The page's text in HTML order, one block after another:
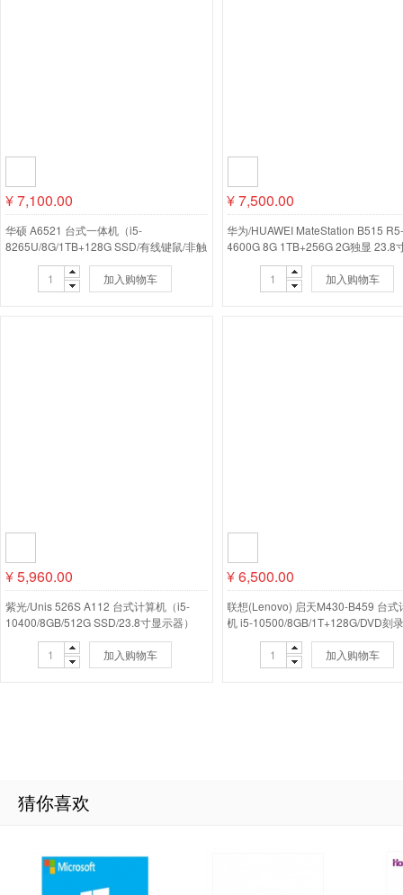
¥7,100.00
华硕 A6521 台式一体机（i5-
8265U/8G/1TB+128G SSD/有线键鼠/非触
控/23.8寸）
加入购物车
¥7,500.00
华为/HUAWEI MateStation B515
4600G 8G 1TB+256G 2G独显 23.8
器 台式计算机
加入购物车
¥5,960.00
紫光/Unis 526S A112 台式计算机（i5-
10400/8GB/512G SSD/23.8寸显示器）
加入购物车
¥6,500.00
联想(Lenovo) 启天M430-B459 台式
机 i5-10500/8GB/1T+128G/DVD刻
寸显示器
加入购物车
猜你喜欢